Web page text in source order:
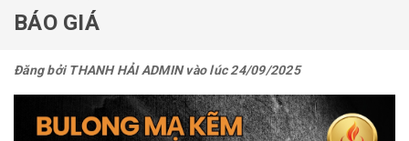
BÁO GIÁ
Đăng bởiTHANH HẢI ADMINvào lúc 24/09/2025